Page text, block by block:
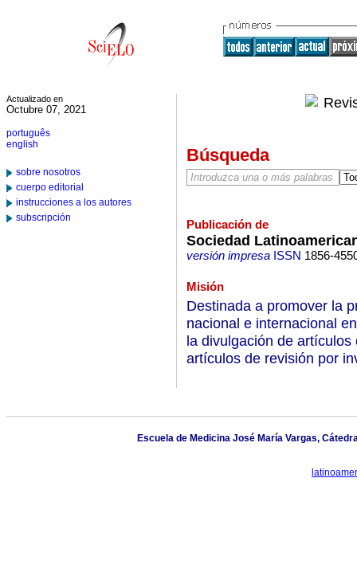
Actualizado en
Octubre 07, 2021
português
english
sobre nosotros
cuerpo editorial
instrucciones a los autores
subscripción
Búsqueda
Publicación de
Sociedad
versión impresaISSN 1856-
Misión
Destinada a promover la
nacional e internacional
la divulgación de
artículos de revisión por
Escuela de Medicina José María Vargas,